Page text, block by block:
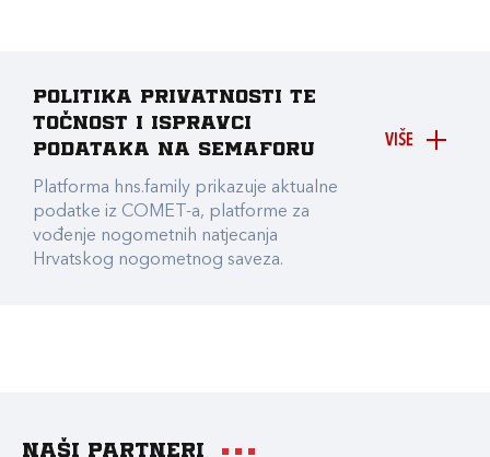
VIŠE
Politika privatnosti te
točnost i ispravci
podataka na Semaforu
Platforma hns.family prikazuje aktualne
podatke iz COMET-a, platforme za
vođenje nogometnih natjecanja
Hrvatskog nogometnog saveza.
Naši partneri